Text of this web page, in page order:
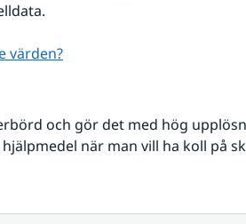
värden?
och gör det med hög
när man vill ha koll på